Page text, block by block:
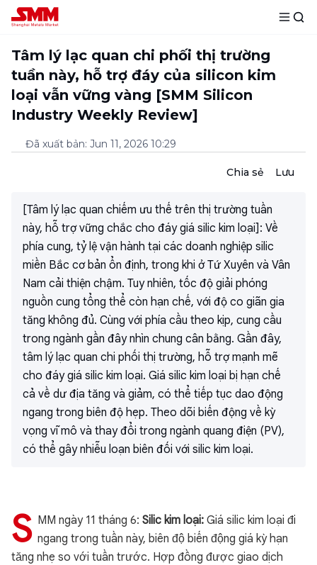
Tâm lý lạc quan chi phối thị trường
tuần này, hỗ trợ đáy của silicon kim
loại vẫn vững vàng [SMM Silicon
Industry Weekly Review]
Đã xuất bản: Jun 11, 2026 10:29
Chia sẻ Lưu
[Tâm lý lạc quan chiếm ưu thế trên thị trường tuần
này, hỗ trợ vững chắc cho đáy giá silic kim loại]: Về
phía cung, tỷ lệ vận hành tại các doanh nghiệp silic
miền Bắc cơ bản ổn định, trong khi ở Tứ Xuyên và Vân
Nam cải thiện chậm. Tuy nhiên, tốc độ giải phóng
nguồn cung tổng thể còn hạn chế, với độ co giãn gia
tăng không đủ. Cùng với phía cầu theo kịp, cung cầu
trong ngành gần đây nhìn chung cân bằng. Gần đây,
tâm lý lạc quan chi phối thị trường, hỗ trợ mạnh mẽ
cho đáy giá silic kim loại. Giá silic kim loại bị hạn chế
cả về dư địa tăng và giảm, có thể tiếp tục dao động
ngang trong biên độ hẹp. Theo dõi biến động về kỳ
vọng vĩ mô và thay đổi trong ngành quang điện (PV),
có thể gây nhiễu loạn biên đối với silic kim loại.
S MM ngày 11 tháng 6: Silic kim loại: Giá silic kim loại đi
ngang trong tuần này, biên độ biến động giá kỳ hạn
tăng nhẹ so với tuần trước. Hợp đồng được giao dịch